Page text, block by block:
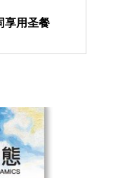
享用圣餐